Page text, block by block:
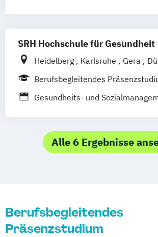
SRH Hochschule für Gesundheit
Heidelberg Karlsruhe Gera
Leverkusen
Bonn Stuttgart
Deutschlandweit Leipzig Köln
Berufsbegleitendes
Vollzeit
Gesundheits- und
Pflege Psychologie (M.Sc.)
Alle 6 Ergebnisse
Berufsbegleitendes
Präsenzstudium